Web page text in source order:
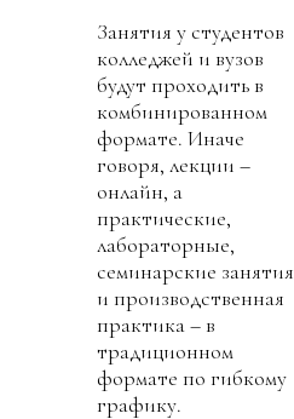
Занятия у студентов
колледжей и вузов
будут проходить в
комбинированном
формате. Иначе
говоря, лекции –
онлайн, а
практические,
лабораторные,
семинарские занятия
и производственная
практика – в
традиционном
формате по гибкому
графику.